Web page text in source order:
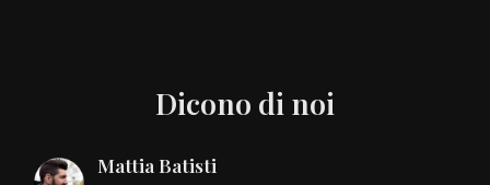
Dicono di noi
Mattia Batisti